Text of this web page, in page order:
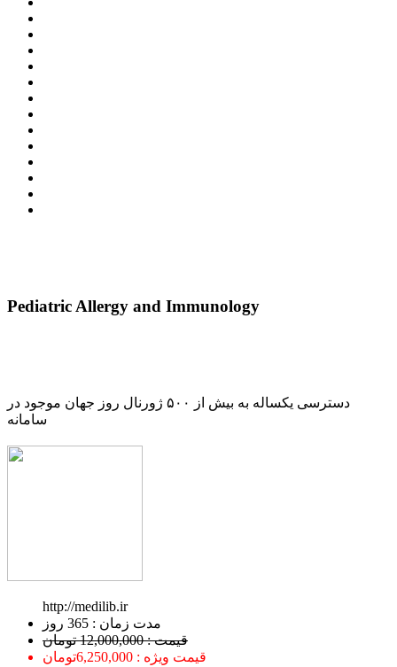
Pediatric Allergy and Immunology
دسترسی یکساله به بیش از ۵۰۰ ژورنال روز جهان موجود در
سامانه
http://medilib.ir
ﻣﺪﺕ ﺯﻣﺎﻥ : 365 ﺭﻭﺯ
قیمت : 12,000,000 تومان
قیمت ویژه : 6,250,000تومان